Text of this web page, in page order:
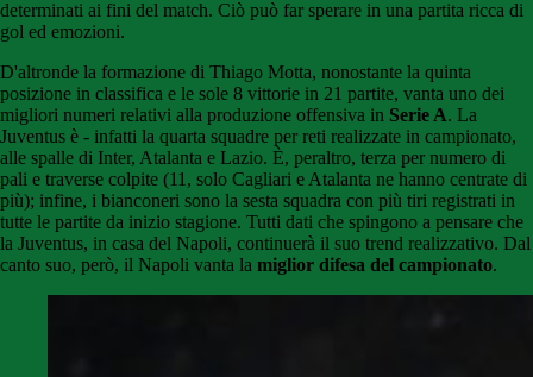
determinati ai fini del match. Ciò può far sperare in una partita ricca di
gol ed emozioni.
D'altronde la formazione di Thiago Motta, nonostante la quinta
posizione in classifica e le sole 8 vittorie in 21 partite, vanta uno dei
migliori numeri relativi alla produzione offensiva in Serie A. La
Juventus è - infatti la quarta squadre per reti realizzate in campionato,
alle spalle di Inter, Atalanta e Lazio. È, peraltro, terza per numero di
pali e traverse colpite (11, solo Cagliari e Atalanta ne hanno centrate di
più); infine, i bianconeri sono la sesta squadra con più tiri registrati in
tutte le partite da inizio stagione. Tutti dati che spingono a pensare che
la Juventus, in casa del Napoli, continuerà il suo trend realizzativo. Dal
canto suo, però, il Napoli vanta la miglior difesa del campionato.